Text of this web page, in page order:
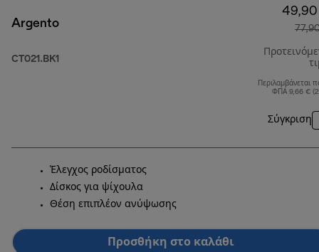
Argento
CT021.BK1
Περιλαμβάνεται
ΦΠΑ 9,66 €
Σύγκριση
Έλεγχος ροδίσματος
Δίσκος για ψίχουλα
Θέση επιπλέον ανύψωσης
Προσθήκη στο καλάθι